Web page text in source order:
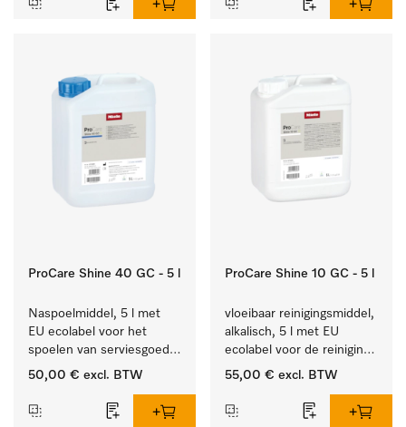
ProCare Shine 40 GC - 5 l
Naspoelmiddel, 5 l met
EU ecolabel voor het
spoelen van serviesgoed,
bestek en glazen.
50,00 € excl. BTW
ProCare Shine 10 GC - 5 l
vloeibaar reinigingsmiddel,
alkalisch, 5 l met EU
ecolabel voor de reiniging
van alledaags vuil op
glazen.
55,00 € excl. BTW